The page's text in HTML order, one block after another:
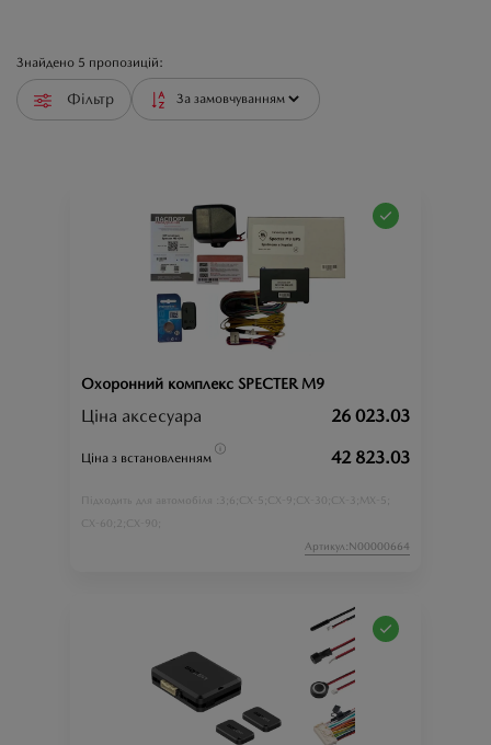
Знайдено 5 пропозицій:
Фільтр
Охоронний комплекс SPECTER M9
Ціна аксесуара 26 023.03
Ціна з встановленням 42 823.03
Підходить для автомобіля : 3; 6; CX-5; CX-9; CX-30; CX-3;
MX-5;
CX-60;
2; CX-90;
Артикул:N00000664